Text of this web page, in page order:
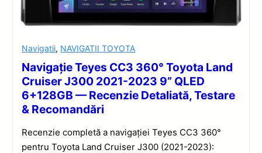
Navigatii, NAVIGATII TOYOTA
Navigație Teyes CC3 360° Toyota Land
Cruiser J300 2021-2023 9” QLED
6+128GB — Recenzie Detaliată, Testare
& Recomandări
Recenzie completă a navigației Teyes CC3 360°
pentru Toyota Land Cruiser J300 (2021-2023):